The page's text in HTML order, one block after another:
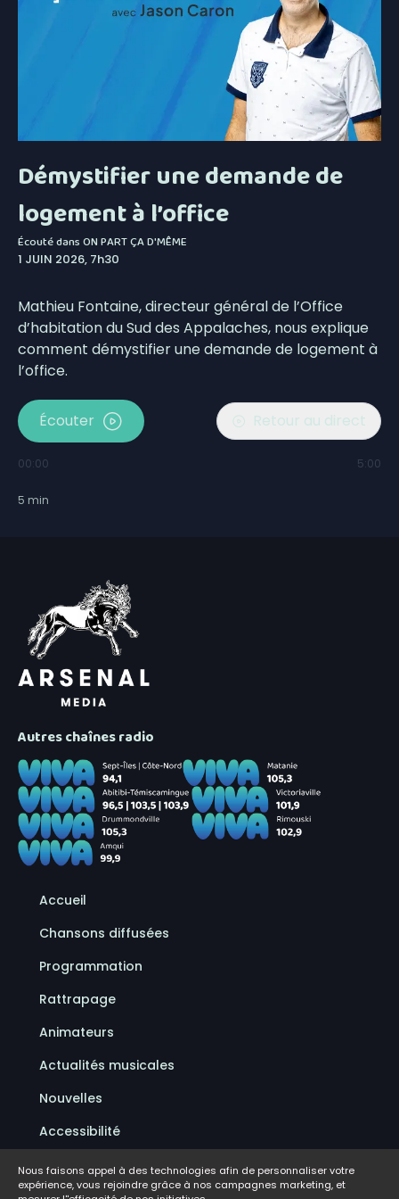
Démystifier une demande de
logement à l’office
Écouté dansON PART ÇA D'MÊME
1 JUIN 2026, 7h30
Mathieu Fontaine, directeur général de l’Office
d’habitation du Sud des Appalaches, nous explique
comment démystifier une demande de logement à
l’office.
Écouter Retour au direct
00:00 5:00
5 min
Autres chaînes radio
Accueil
Chansons diffusées
Programmation
Rattrapage
Animateurs
Actualités musicales
Nouvelles
Accessibilité
Politique de confidentialité
Nous faisons appel à des technologies afin de personnaliser votre
expérience, vous rejoindre grâce à nos campagnes marketing, et